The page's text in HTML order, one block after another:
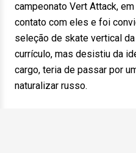
campeonato Vert Attack,
contato com eles e foi
seleção de skate vertical
currículo, mas desistiu da
cargo, teria de passar por
naturalizar russo.